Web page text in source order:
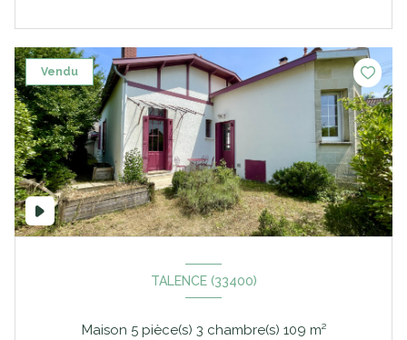
Vendu
TALENCE (33400)
Maison 5 pièce(s) 3 chambre(s) 109 m²